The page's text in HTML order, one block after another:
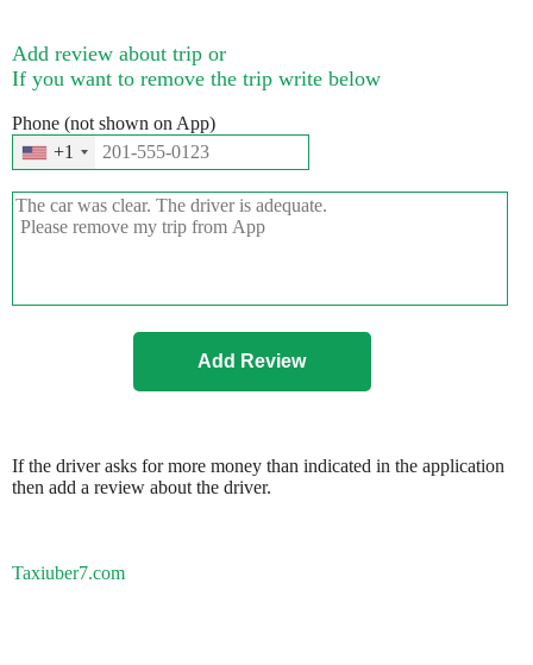
Add review about trip or
If you want to remove the trip write below
Phone (not shown on App)
+1
If the driver asks for more money than indicated in the application
then add a review about the driver.
Taxiuber7.com